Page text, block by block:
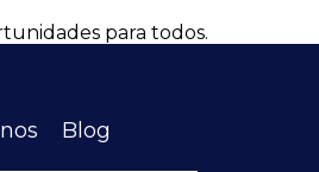
para todos.
Blog